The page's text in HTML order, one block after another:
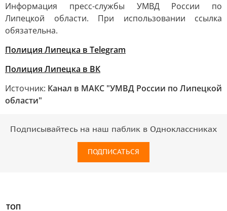
Информация пресс-службы УМВД России по
Липецкой области. При использовании ссылка
обязательна.
Полиция Липецка в Telegram
Полиция Липецка в ВК
Источник: Канал в МАКС "УМВД России по Липецкой
области"
Подписывайтесь на наш паблик в Одноклассниках
ПОДПИСАТЬСЯ
ТОП